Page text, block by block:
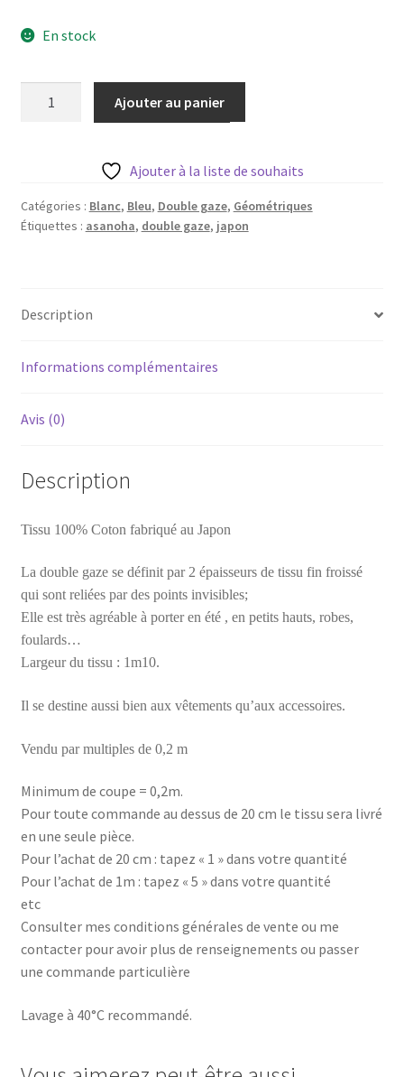
CGV
Mentions légales
En stock
asanoha
double
-
cm
Ajouter au panier
Ajouter à la liste de souhaits
Catégories : Blanc, Bleu, Double gaze, Géométriques
Étiquettes : asanoha, double gaze, japon
Description
Informations complémentaires
Avis (0)
Description
Tissu 100% Coton fabriqué au Japon
La double gaze se définit par 2 épaisseurs de tissu fin froissé
qui sont reliées par des points invisibles;
Elle est très agréable à porter en été , en petits hauts, robes,
foulards…
Largeur du tissu : 1m10.
Il se destine aussi bien aux vêtements qu’aux accessoires.
Vendu par multiples de 0,2 m
Minimum de coupe = 0,2m.
Pour toute commande au dessus de 20 cm le tissu sera livré
en une seule pièce.
Pour l’achat de 20 cm : tapez « 1 » dans votre quantité
Pour l’achat de 1m : tapez « 5 » dans votre quantité
etc
Consulter mes conditions générales de vente ou me
contacter pour avoir plus de renseignements ou passer
une commande particulière
Lavage à 40°C recommandé.